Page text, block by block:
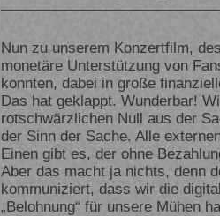
Nun zu unserem Konzertfilm,
monetäre Unterstützung von
konnten, dabei in große
Das hat geklappt. Wunderbar!
rotschwärzlichen Null aus der
der Sinn der Sache. Alle
Einen gibt es, der ohne
Aber das macht ja nichts, denn
kommuniziert, dass wir die
„Belohnung“ für unsere Mühen